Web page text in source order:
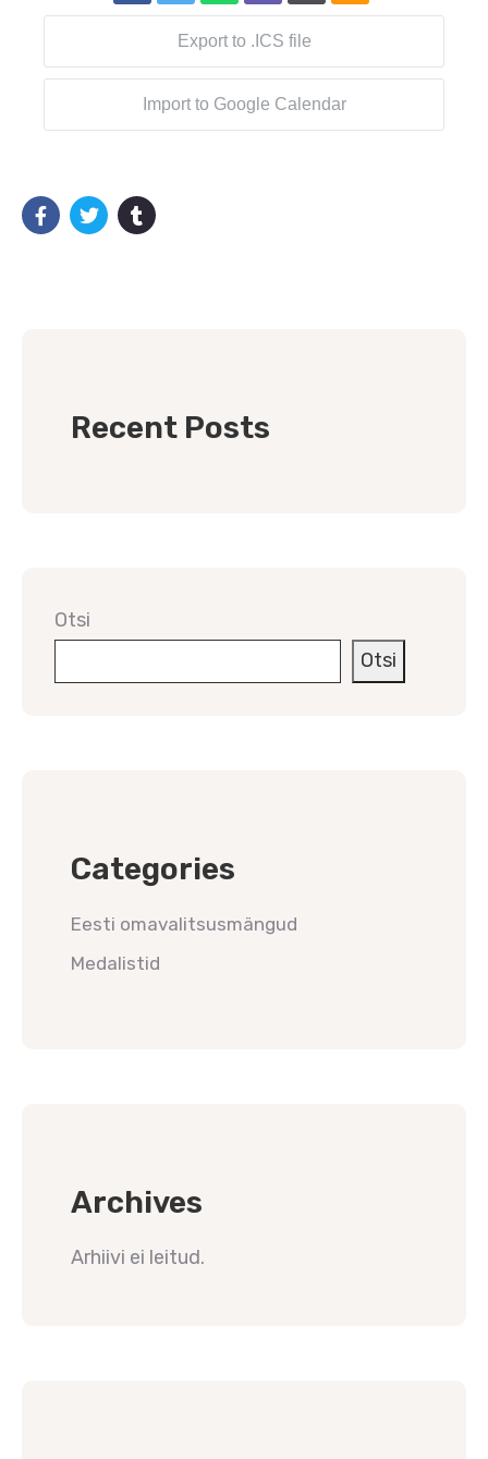
Export to .ICS file
Import to Google Calendar
Recent Posts
Otsi
Otsi
Categories
Eesti omavalitsusmängud
Medalistid
Archives
Arhiivi ei leitud.